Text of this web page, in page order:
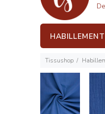
HABILLEMENT
Tissushop